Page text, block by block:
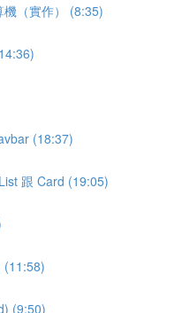
（實作） (8:35)
(18:37)
跟 Card (19:05)
(11:58)
(9:50)